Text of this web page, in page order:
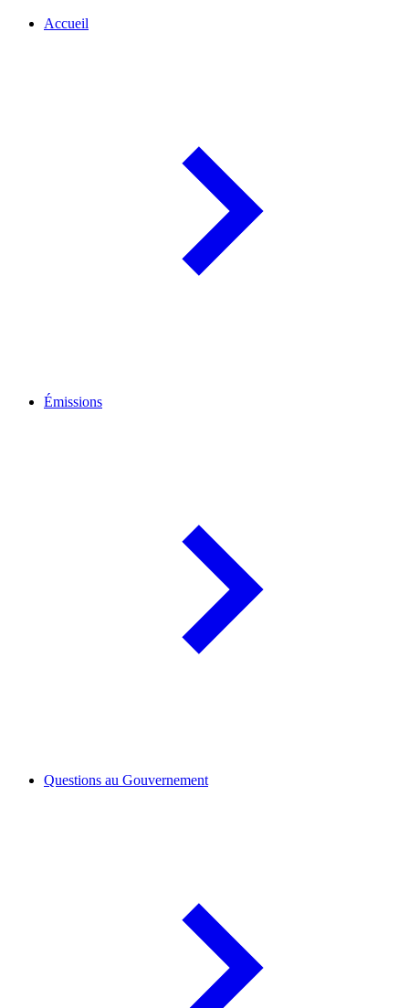
Accueil
Émissions
Questions au Gouvernement